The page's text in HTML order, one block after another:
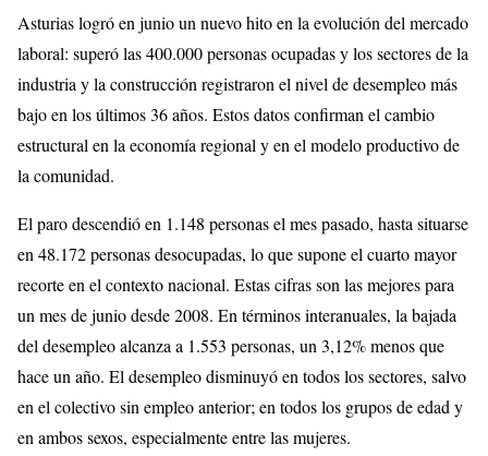
Asturias logró en junio un nuevo hito en la evolución del mercado
laboral: superó las 400.000 personas ocupadas y los sectores de la
industria y la construcción registraron el nivel de desempleo más
bajo en los últimos 36 años. Estos datos confirman el cambio
estructural en la economía regional y en el modelo productivo de
la comunidad.
El paro descendió en 1.148 personas el mes pasado, hasta situarse
en 48.172 personas desocupadas, lo que supone el cuarto mayor
recorte en el contexto nacional. Estas cifras son las mejores para
un mes de junio desde 2008. En términos interanuales, la bajada
del desempleo alcanza a 1.553 personas, un 3,12% menos que
hace un año. El desempleo disminuyó en todos los sectores, salvo
en el colectivo sin empleo anterior; en todos los grupos de edad y
en ambos sexos, especialmente entre las mujeres.